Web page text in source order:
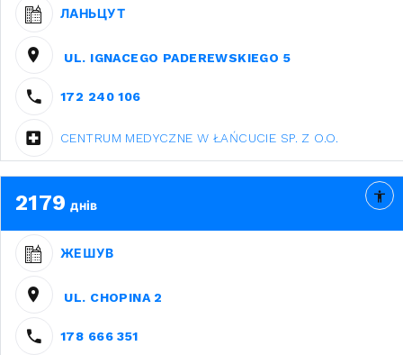
ЛАНЬЦУТ
UL. IGNACEGO PADEREWSKIEGO 5
172 240 106
CENTRUM MEDYCZNE W ŁAŃCUCIE SP. Z O.O.
2179 днів
ЖЕШУВ
UL. CHOPINA 2
178 666 351